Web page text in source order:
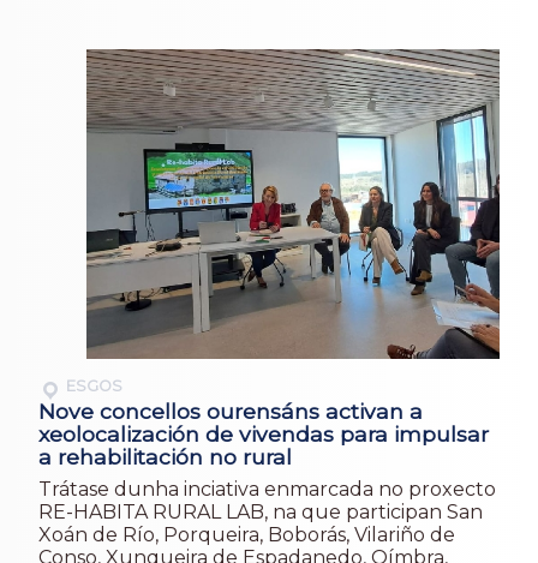
ESGOS
Nove concellos ourensáns activan a
xeolocalización de vivendas para impulsar
a rehabilitación no rural
Trátase dunha inciativa enmarcada no proxecto
RE-HABITA RURAL LAB, na que participan San
Xoán de Río, Porqueira, Boborás, Vilariño de
Conso, Xunqueira de Espadanedo, Oímbra,